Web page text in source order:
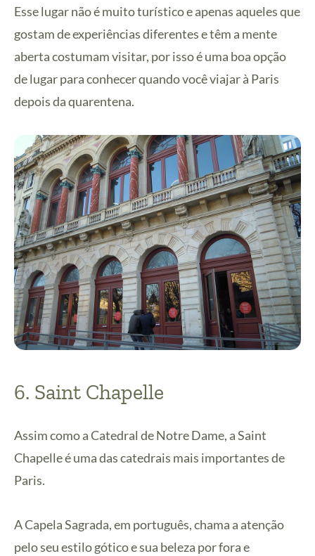
Esse lugar não é muito turístico e apenas aqueles que
gostam de experiências diferentes e têm a mente
aberta costumam visitar, por isso é uma boa opção
de lugar para conhecer quando você viajar à Paris
depois da quarentena.
6. Saint Chapelle
Assim como a Catedral de Notre Dame, a Saint
Chapelle é uma das catedrais mais importantes de
Paris.
A Capela Sagrada, em português, chama a atenção
pelo seu estilo gótico e sua beleza por fora e